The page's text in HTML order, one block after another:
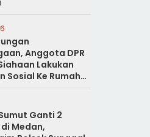
Anggota DPR
Lakukan
Sosial Ke Rumah
Ganti 2
Medan,